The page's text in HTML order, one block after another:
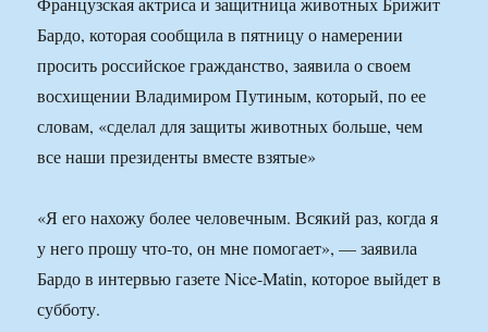
Бардо, которая сообщила в пятницу о намерении
просить российское гражданство, заявила о своем
восхищении Владимиром Путиным, который, по ее
словам, «сделал для защиты животных больше, чем
все наши президенты вместе взятые»
«Я его нахожу более человечным. Всякий раз, когда я
у него прошу что-то, он мне помогает», — заявила
Бардо в интервью газете Nice-Matin, которое выйдет в
субботу.